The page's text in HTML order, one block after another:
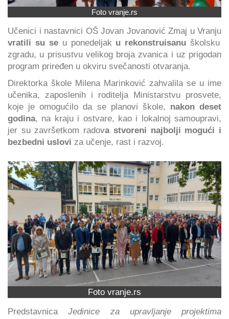
Foto vranje.rs
Učenici i nastavnici OŠ Jovan Jovanović Zmaj u Vranju
vratili su seu ponedeljak u rekonstruisanu školsku
zgradu, u prisustvu velikog broja zvanica i uz prigodan
program priređen u okviru svečanosti otvaranja.
Direktorka škole Milena Marinković zahvalila se u ime
učenika, zaposlenih i roditelja Ministarstvu prosvete,
koje je omogućilo da se planovi škole, nakon deset
godina, na kraju i ostvare, kao i lokalnoj samoupravi,
jer su završetkom radova stvoreni najbolji mogući i
bezbedni uslovi za učenje, rast i razvoj.
Foto vranje.rs
Predstavnica Jedinice za upravljanje projektima